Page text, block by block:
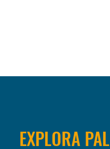
EXPLORA PAL